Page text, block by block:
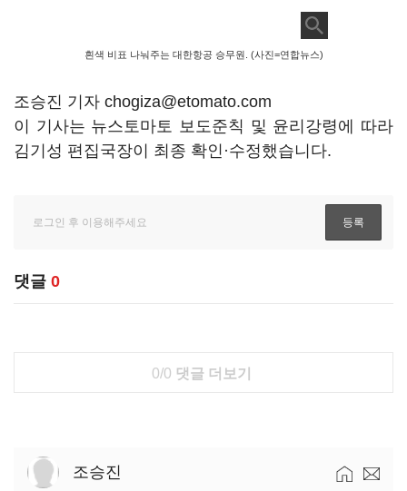
흰색 비표 나눠주는 대한항공 승무원. (사진=연합뉴스)
조승진 기자 chogiza@etomato.com
이 기사는 뉴스토마토 보도준칙 및 윤리강령에 따라
김기성 편집국장이 최종 확인·수정했습니다.
댓글 0
0/0 댓글 더보기
조승진